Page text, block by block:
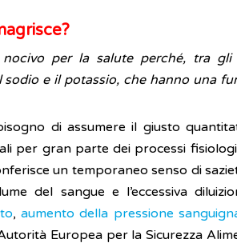
per la salute perché, tra
e il potassio, che hanno una
di assumere il giusto
per gran parte dei processi
un temporaneo senso di
del sangue e l’eccessiva
,aumento della pressione
Europea per la Sicurezza